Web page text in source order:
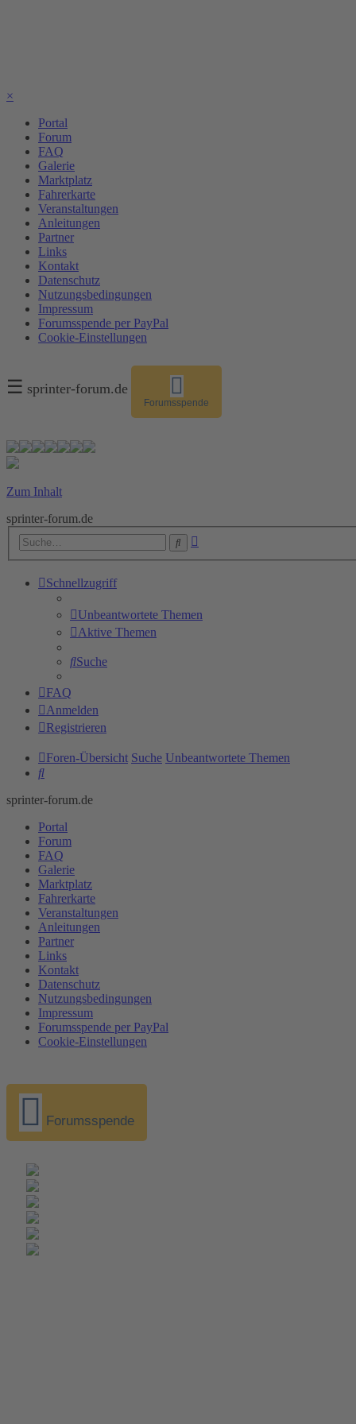
×
Portal
Forum
FAQ
Galerie
Marktplatz
Fahrerkarte
Veranstaltungen
Anleitungen
Partner
Links
Kontakt
Datenschutz
Nutzungsbedingungen
Impressum
Forumsspende per PayPal
Cookie-Einstellungen
☰ sprinter-forum.de
Forumsspende
Zum Inhalt
sprinter-forum.de
Suche
Schnellzugriff
Unbeantwortete Themen
Aktive Themen
Suche
FAQ
Anmelden
Registrieren
Foren-Übersicht Suche Unbeantwortete Themen
Suche
sprinter-forum.de
Portal
Forum
FAQ
Galerie
Marktplatz
Fahrerkarte
Veranstaltungen
Anleitungen
Partner
Links
Kontakt
Datenschutz
Nutzungsbedingungen
Impressum
Forumsspende per PayPal
Cookie-Einstellungen
Forumsspende